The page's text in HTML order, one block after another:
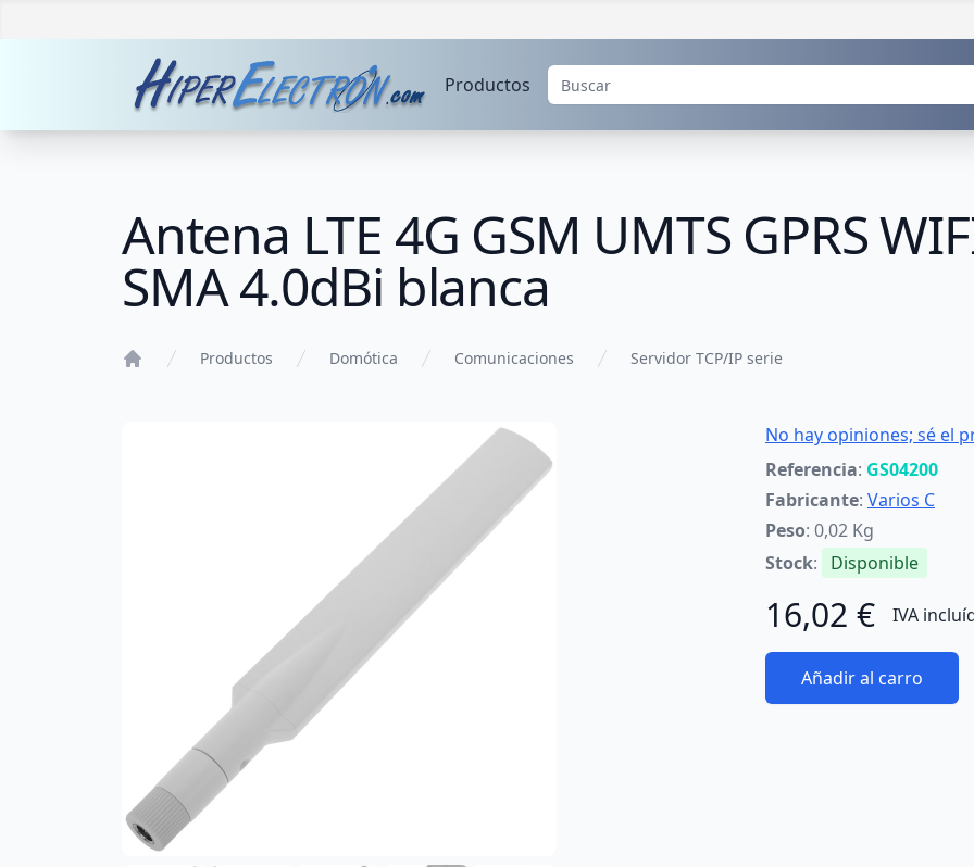
Productos
Antena LTE 4G GSM UMTS GPRS
SMA 4.0dBi blanca
Productos Domótica Comunicaciones Servidor TCP/IP serie
No hay opiniones; sé el
Referencia: GS04200
Fabricante: Varios C
Peso: 0,02 Kg
Stock: Disponible
16,02 € IVA
Añadir al carro